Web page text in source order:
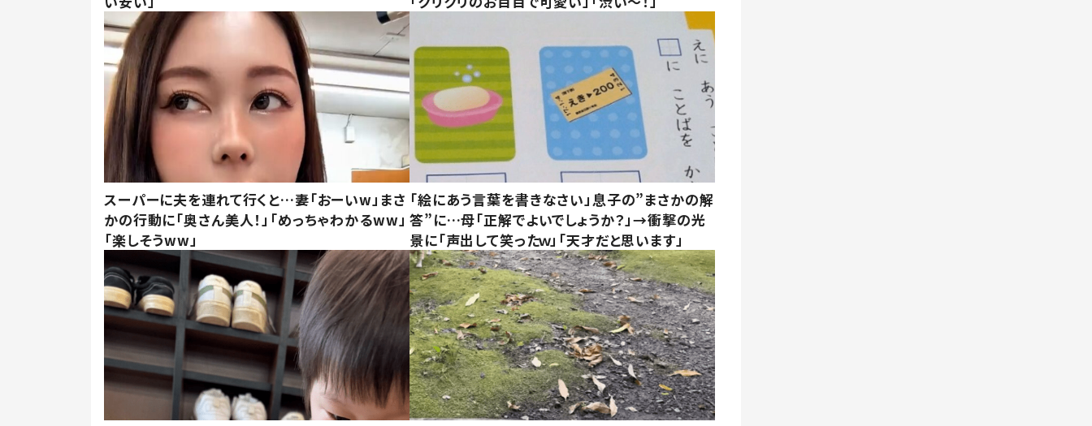
スーパーに夫を連れて行くと…妻「おーいw」まさ
かの行動に「奥さん美人！」「めっちゃわかるww」
「楽しそうww」
「絵にあう言葉を書きなさい」息子の”まさかの解
答”に…母「正解でよいでしょうか？」→衝撃の光
景に「声出して笑ったｗ」「天才だと思います」